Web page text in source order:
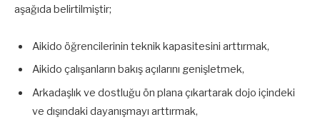
aşağıda belirtilmiştir;
Aikido öğrencilerinin teknik kapasitesini arttırmak,
Aikido çalışanların bakış açılarını genişletmek,
Arkadaşlık ve dostluğu ön plana çıkartarak dojo içindeki
ve dışındaki dayanışmayı arttırmak,